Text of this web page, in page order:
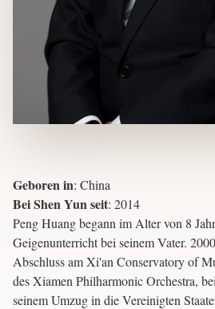
Geboren in: China
Bei Shen Yun seit: 2014
Peng Huang begann im Alter von 8
Geigenunterricht bei seinem Vater.
Abschluss am Xi'an Conservatory of
des Xiamen Philharmonic Orchestra,
seinem Umzug in die Vereinigten